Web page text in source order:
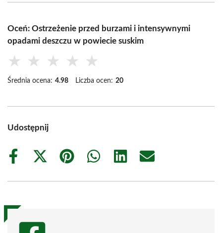
Oceń: Ostrzeżenie przed burzami i intensywnymi
opadami deszczu w powiecie suskim
★ ★ ★ ★ ★
Średnia ocena: 4.98 Liczba ocen: 20
Udostępnij
Share
Share
(Twitter)
Share
Share
Share
Share